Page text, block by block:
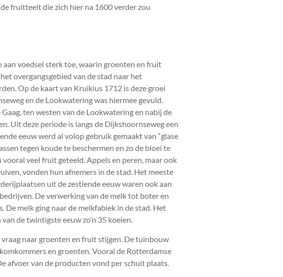
fruitteelt die zich hier na 1600 verder zou
voedsel sterk toe, waarin groenten en fruit
overgangsgebied van de stad naar het
Op de kaart van Kruikius 1712 is deze groei
en de Lookwatering was hiermee gevuld.
ten westen van de Lookwatering en nabij de
Uit deze periode is langs de Dijkshoornseweg een
eeuw werd al volop gebruik gemaakt van “glase
tegen koude te beschermen en zo de bloei te
veel fruit geteeld. Appels en peren, maar ook
vonden hun afnemers in de stad. Het meeste
uit de zestiende eeuw waren ook aan
De verwerking van de melk tot boter en
De melk ging naar de melkfabiek in de stad. Het
de twintigste eeuw zo’n 35 koeien.
naar groenten en fruit stijgen. De tuinbouw
en groenten. Vooral de Rotterdamse
afvoer van de producten vond per schuit plaats.